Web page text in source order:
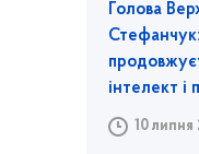
Голова
інтелект і
10